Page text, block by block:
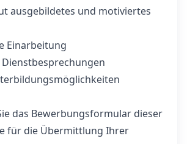
ausgebildetes und motiviertes
Einarbeitung
das Bewerbungsformular dieser
für die Übermittlung Ihrer